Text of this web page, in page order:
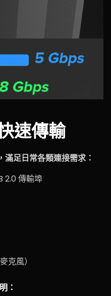
速傳輸
足日常各類連接需求：
2.0 傳輸埠
克風）
：